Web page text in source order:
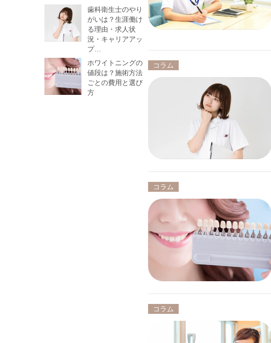
コラム
コラム
コラム
歯科衛生士のやり
がいは？生涯働け
る理由・求人状
況・キャリアアッ
プ…
ホワイトニングの
値段は？施術方法
ごとの費用と選び
方